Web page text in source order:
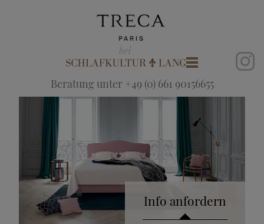
Beratung unter +49 (0) 661 90156655
Info anfordern